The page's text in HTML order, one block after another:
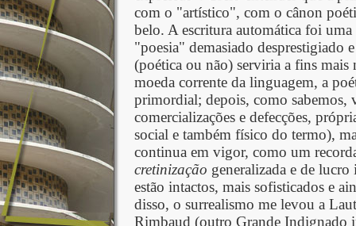
com o "artístico", com o cânon
belo. A escritura automática foi
"poesia" demasiado desprestigiado
(poética ou não) serviria a fins mais
moeda corrente da linguagem, a
primordial; depois, como sabemos,
comercializações e defecções,
social e também físico do termo),
continua em vigor, como um
cretinização generalizada e de
estão intactos, mais sofisticados e
disso, o surrealismo me levou a
Rimbaud (outro Grande Indignado